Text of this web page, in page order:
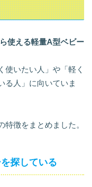
使える軽量A型ベビー
使いたい人」や「軽く
る人」に向いていま
特徴をまとめました。
探している